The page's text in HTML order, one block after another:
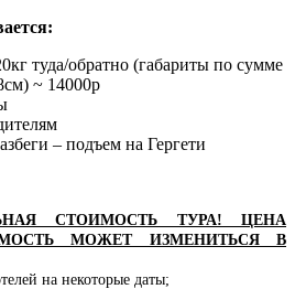
туда/обратно (габариты по сумме
~ 14000р
– подъем на Гергети
СТОИМОСТЬ ТУРА! ЦЕНА
МОЖЕТ ИЗМЕНИТЬСЯ В
на некоторые даты;